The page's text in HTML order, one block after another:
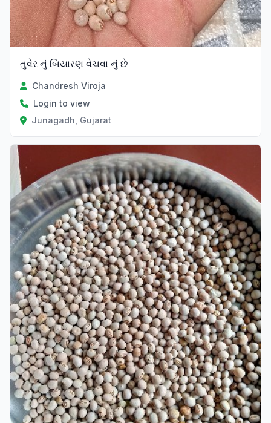
તુવેર નું બિયારણ વેચવા નું છે
Chandresh Viroja
Login to view
Junagadh, Gujarat